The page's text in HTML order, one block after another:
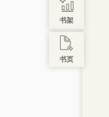
书架
书页